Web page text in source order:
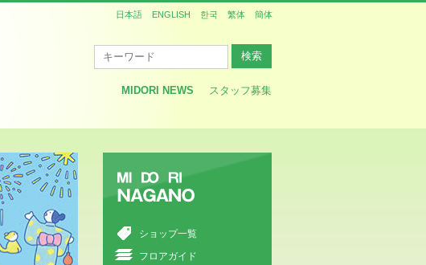
MIDORI NEWS
スタッフ募集
日本語 ENGLISH 한국 繁体 簡体
Midori
ショップ一覧
フロアガイド